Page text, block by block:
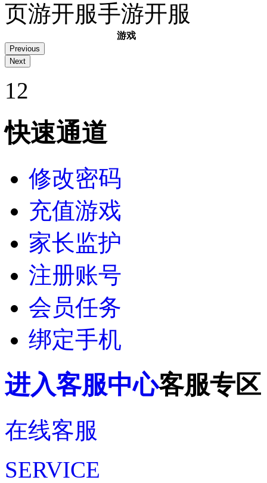
页游开服手游开服
游戏
烈焰
维京传奇古神93区
倾国之怒2 式神218区
白蛇传奇杨戬70区今天10:00
传奇霸主传世无双16区
大战国 福利97区
今天10:00
航海霸业扬帆170区今天10:00
破天攻沙11区今天10:00
五岳乾坤
乾坤25区 今天10:00
源战役启源11区 今天10:00
传奇霸业
武尊45区今天9:00
12
快速通道
修改密码
充值游戏
家长监护
注册账号
会员任务
绑定手机
进入客服中心客服专区
在线客服
SERVICE